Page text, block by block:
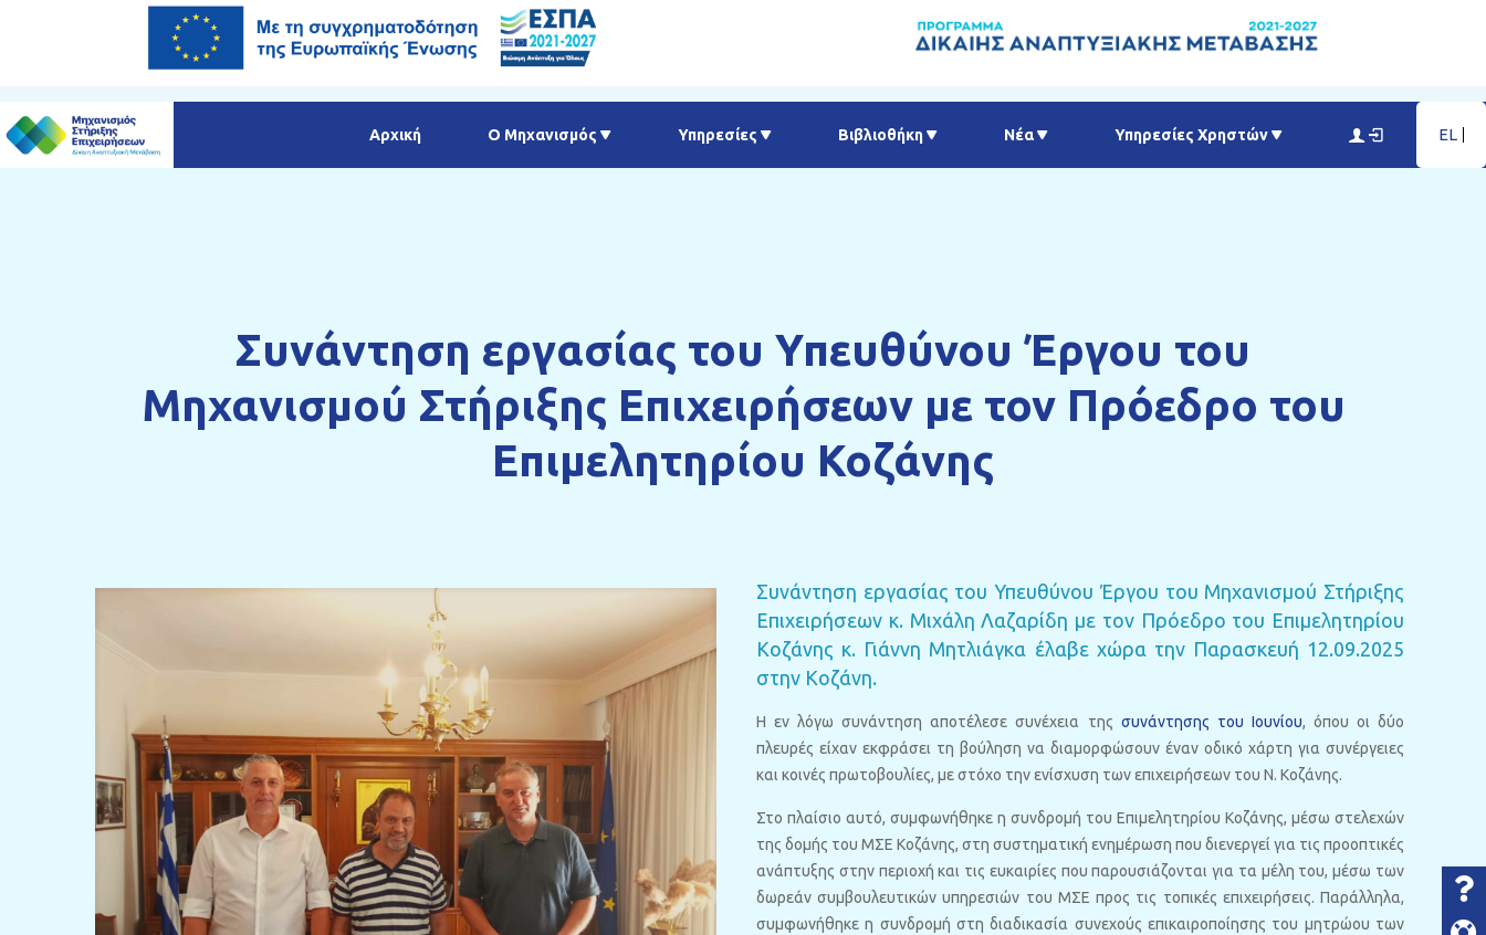
Αρχική Ο Μηχανισμός Υπηρεσίες Βιβλιοθήκη Νέα Υπηρεσίες Χρηστών EL
Συνάντηση εργασίας του Υπευθύνου Έργου του
Μηχανισμού Στήριξης Επιχειρήσεων με τον Πρόεδρο του
Επιμελητηρίου Κοζάνης
Συνάντηση εργασίας του Υπευθύνου Έργου του Μηχανισμού Στήριξης
Επιχειρήσεων κ. Μιχάλη Λαζαρίδη με τον Πρόεδρο του Επιμελητηρίου
Κοζάνης κ. Γιάννη Μητλιάγκα έλαβε χώρα την Παρασκευή 12.09.2025
στην Κοζάνη.
Η εν λόγω συνάντηση αποτέλεσε συνέχεια της συνάντησης του Ιουνίου, όπου οι δύο
πλευρές είχαν εκφράσει τη βούληση να διαμορφώσουν έναν οδικό χάρτη για συνέργειες
και κοινές πρωτοβουλίες, με στόχο την ενίσχυση των επιχειρήσεων του Ν. Κοζάνης.
Στο πλαίσιο αυτό, συμφωνήθηκε η συνδρομή του Επιμελητηρίου Κοζάνης, μέσω στελεχών
της δομής του ΜΣΕ Κοζάνης, στη συστηματική ενημέρωση που διενεργεί για τις προοπτικές
ανάπτυξης στην περιοχή και τις ευκαιρίες που παρουσιάζονται για τα μέλη του, μέσω των
δωρεάν συμβουλευτικών υπηρεσιών του ΜΣΕ προς τις τοπικές επιχειρήσεις. Παράλληλα,
συμφωνήθηκε η συνδρομή στη διαδικασία συνεχούς επικαιροποίησης του μητρώου των